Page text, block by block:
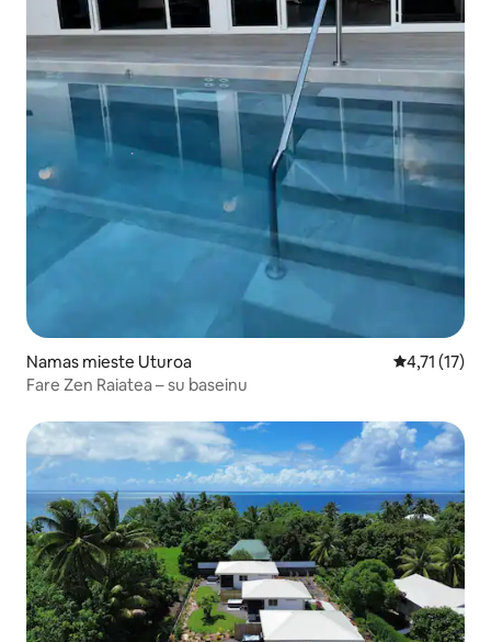
Namas mieste Uturoa Vidutinis
4,71 (17)
Fare Zen Raiatea – su baseinu